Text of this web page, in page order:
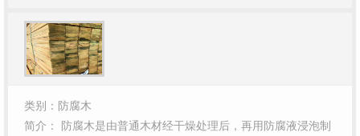
类别：防腐木
简介： 防腐木是由普通木材经干燥处理后，再用防腐液浸泡制